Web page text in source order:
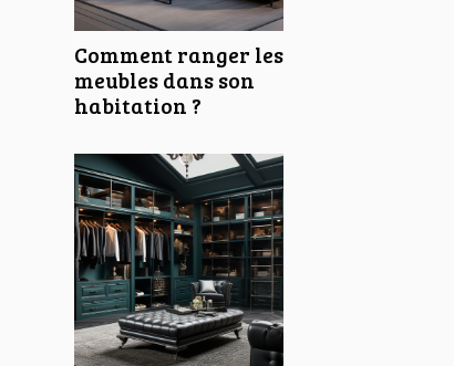
Comment ranger les
meubles dans son
habitation ?